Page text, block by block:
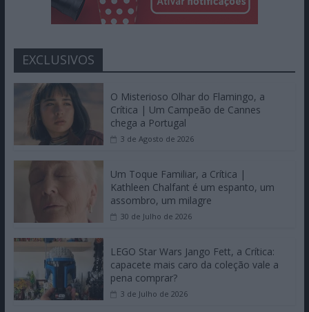
EXCLUSIVOS
O Misterioso Olhar do Flamingo, a
Crítica | Um Campeão de Cannes
chega a Portugal
3 de Agosto de 2026
Um Toque Familiar, a Crítica |
Kathleen Chalfant é um espanto, um
assombro, um milagre
30 de Julho de 2026
LEGO Star Wars Jango Fett, a Crítica:
capacete mais caro da coleção vale a
pena comprar?
3 de Julho de 2026